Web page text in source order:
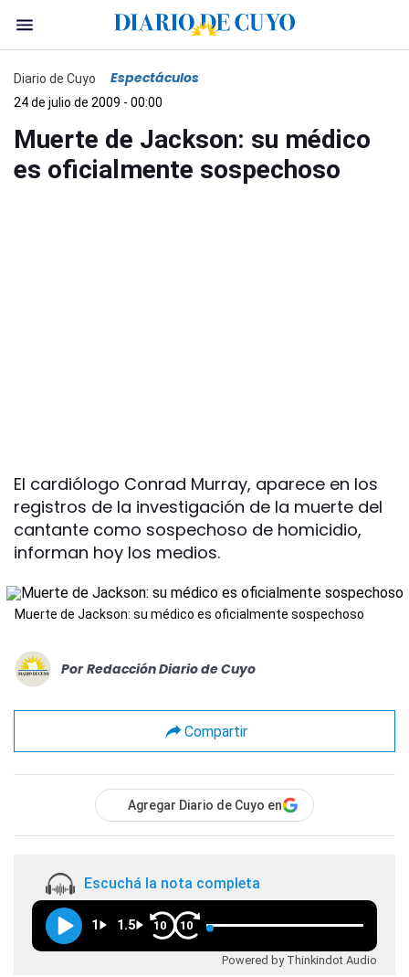
Diario de Cuyo Espectáculos
24 de julio de 2009 - 00:00
Muerte de Jackson: su médico
es oficialmente sospechoso
El cardiólogo Conrad Murray, aparece en los
registros de la investigación de la muerte del
cantante como sospechoso de homicidio,
informan hoy los medios.
Muerte de Jackson: su médico es oficialmente sospechoso
Por Redacción Diario de Cuyo
Compartir
Agregar Diario de Cuyo en
Escuchá la nota completa
1 1.5 10 10
Powered by Thinkindot Audio